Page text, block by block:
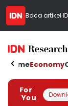
Baca artikel
HomeEconomy
For
You